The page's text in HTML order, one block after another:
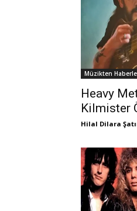
Müzikten
Heavy
Kilmister
Hilal Dilara